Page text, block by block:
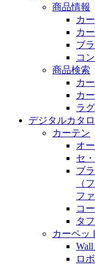
商品情報
カ
カ
ブ
コ
商品検索
カ
カ
ラ
デジタルカタ
カーテン
オ
セ
ブ
（
フ
コ
タ
カーペッ
ロ